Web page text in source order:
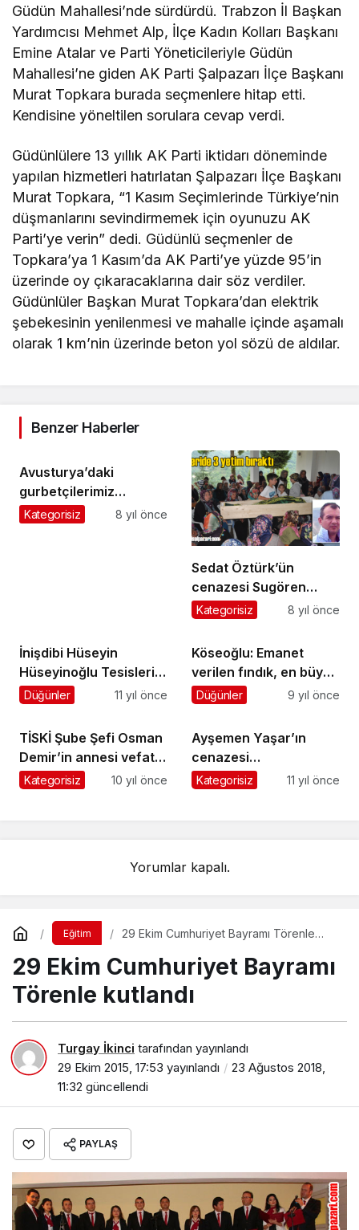
Güdün Mahallesi’nde sürdürdü. Trabzon İl Başkan
Yardımcısı Mehmet Alp, İlçe Kadın Kolları Başkanı
Emine Atalar ve Parti Yöneticileriyle Güdün
Mahallesi’ne giden AK Parti Şalpazarı İlçe Başkanı
Murat Topkara burada seçmenlere hitap etti.
Kendisine yöneltilen sorulara cevap verdi.
Güdünlülere 13 yıllık AK Parti iktidarı döneminde
yapılan hizmetleri hatırlatan Şalpazarı İlçe Başkanı
Murat Topkara, “1 Kasım Seçimlerinde Türkiye’nin
düşmanlarını sevindirmemek için oyunuzu AK
Parti’ye verin” dedi. Güdünlü seçmenler de
Topkara’ya 1 Kasım’da AK Parti’ye yüzde 95’in
üzerinde oy çıkaracaklarına dair söz verdiler.
Güdünlüler Başkan Murat Topkara’dan elektrik
şebekesinin yenilenmesi ve mahalle içinde aşamalı
olarak 1 km’nin üzerinde beton yol sözü de aldılar.
Benzer Haberler
Avusturya’daki
gurbetçilerimiz
öğrencilere
Kategorisiz 8 yıl önce
Sedat Öztürk’ün
cenazesi Sugören
Mahallesi’nde toprağa
Kategorisiz 8 yıl önce
İnişdibi Hüseyin
Hüseyinoğlu Tesisleri
çarşamba günü
Düğünler 11 yıl önce
Köseoğlu: Emanet
verilen fındık, en büyük
sorun
Düğünler 9 yıl önce
TİSKİ Şube Şefi Osman
Demir’in annesi vefat
etti
Kategorisiz 10 yıl önce
Ayşemen Yaşar’ın
cenazesi
Kasımağzı’nda toprağa
Kategorisiz 11 yıl önce
Yorumlar kapalı.
Eğitim
29 Ekim Cumhuriyet Bayramı Törenle
29 Ekim Cumhuriyet Bayramı
Törenle kutlandı
Turgay İkinci tarafından yayınlandı
29 Ekim 2015, 17:53 yayınlandı
23 Ağustos 2018,
11:32 güncellendi
PAYLAŞ